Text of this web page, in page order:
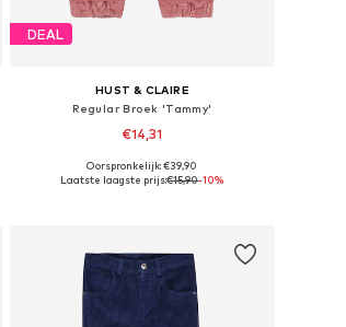
DEAL
HUST & CLAIRE
Regular Broek 'Tammy'
€14,31
Beschikbare maten: 122, 128
Oorspronkelijk: €39,90
Laatste laagste prijs:€15,90-10%